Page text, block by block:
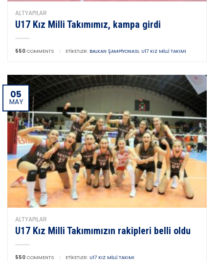
ALTYAPILAR
U17 Kız Milli Takımımız, kampa girdi
550 COMMENTS | ETIKETLER: BALKAN ŞAMPIYONASI, U17 KIZ MILLI TAKIMI
05
MAY
ALTYAPILAR
U17 Kız Milli Takımımızın rakipleri belli oldu
550 COMMENTS | ETIKETLER: U17 KIZ MILLI TAKIMI